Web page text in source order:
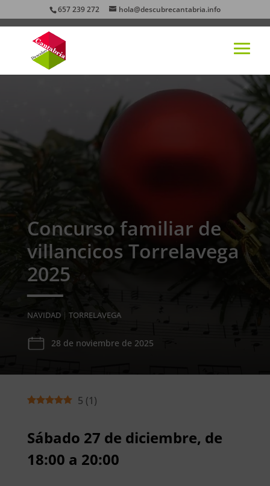
657 239 272 hola@descubrecantabria.info
Concurso familiar de
villancicos Torrelavega
2025
NAVIDAD| TORRELAVEGA
28 de noviembre de 2025
5 (1)
Sábado 27 de diciembre, de
18:00 a 20:00